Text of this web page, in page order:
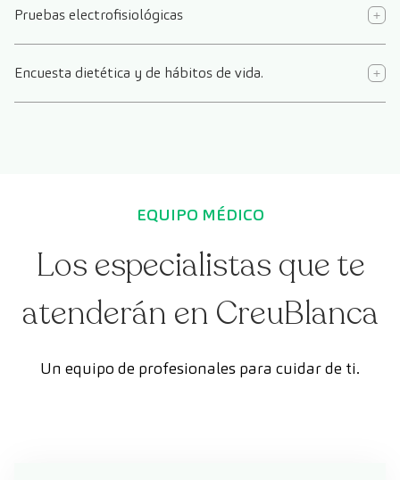
Pruebas electrofisiológicas
Encuesta dietética y de hábitos de vida.
EQUIPO MÉDICO
Los especialistas que te
atenderán en CreuBlanca
Un equipo de profesionales para cuidar de ti.